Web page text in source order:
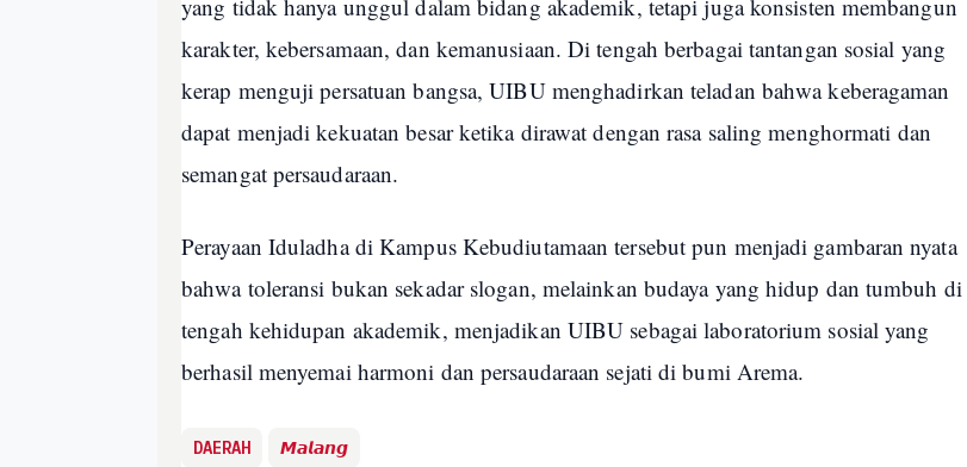
yang tidak hanya unggul dalam bidang akademik, tetapi juga konsisten membangun
karakter, kebersamaan, dan kemanusiaan. Di tengah berbagai tantangan sosial yang
kerap menguji persatuan bangsa, UIBU menghadirkan teladan bahwa keberagaman
dapat menjadi kekuatan besar ketika dirawat dengan rasa saling menghormati dan
semangat persaudaraan.
Perayaan Iduladha di Kampus Kebudiutamaan tersebut pun menjadi gambaran nyata
bahwa toleransi bukan sekadar slogan, melainkan budaya yang hidup dan tumbuh di
tengah kehidupan akademik, menjadikan UIBU sebagai laboratorium sosial yang
berhasil menyemai harmoni dan persaudaraan sejati di bumi Arema.
DAERAH 𝙈𝙖𝙡𝙖𝙣𝙜